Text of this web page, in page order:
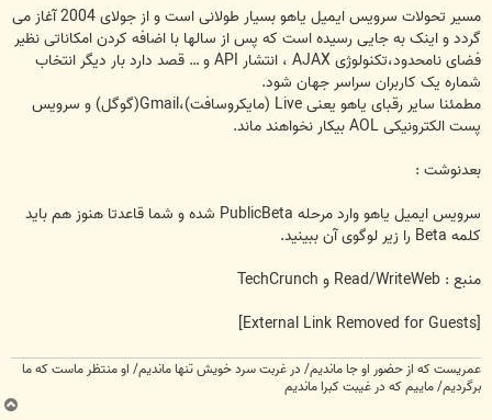
مسیر تحولات سرویس ایمیل یاهو بسیار طولانی است و از جولای 2004 آغاز می
گردد و اینک به جایی رسیده است که پس از سالها با اضافه کردن امکاناتی نظیر
فضای نامحدود،تکنولوژی AJAX ، انتشار API و … قصد دارد بار دیگر انتخاب
شماره یک کاربران سراسر جهان شود.
مطمئنا سایر رقبای یاهو یعنی Live (مایکروسافت)،Gmail(گوگل) و سرویس
پست الکترونیکی AOL بیکار نخواهند ماند.
بعدنوشت :
سرویس ایمیل یاهو وارد مرحله PublicBeta شده و شما قاعدتا هنوز هم باید
کلمه Beta را زیر لوگوی آن ببینید.
منبع : Read/WriteWeb و TechCrunch
[External Link Removed for Guests]
عمریست که از حضور او جا ماندیم/ در غربت سرد خویش تنها ماندیم/ او منتظر ماست که ما
برگردیم/ ماییم که در غیبت کبرا ماندیم